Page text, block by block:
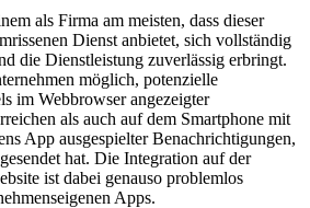
als Firma am meisten, dass dieser
Dienst anbietet, sich vollständig
die Dienstleistung zuverlässig erbringt.
möglich, potenzielle
im Webbrowser angezeigter
als auch auf dem Smartphone mit
App ausgespielter Benachrichtigungen,
gesendet hat. Die Integration auf der
ist dabei genauso problemlos
Apps.